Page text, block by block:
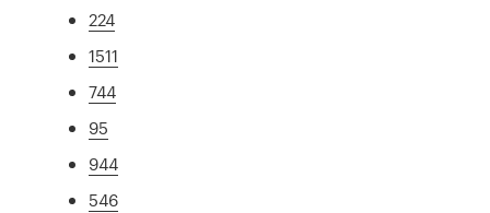
224
1511
744
95
944
546